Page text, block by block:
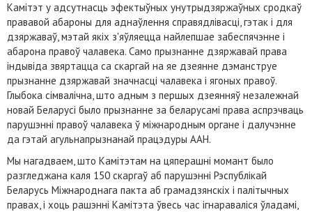
Камітэт у адсутнасць эфектыўных унутрыдзяржаўных сродкаў
прававой абароны для аднаўлення справядлівасці, гэтак і для
дзяржаваў, мэтай якіх з'яўляецца найлепшае забеспячэнне і
абарона правоў чалавека. Само прызнанне дзяржавай права
індывіда звяртацца са скаргай на яе дзеянне дэманструе
прызнанне дзяржавай значнасці чалавека і ягоных правоў.
Глыбока сімвалічна, што адным з першых дзеянняў незалежнай
новай Беларусі было прызнанне за беларусамі права аспрэчваць
парушэнні правоў чалавека ў міжнародным органе і далучэнне
да гэтай агульнапрызнанай працэдуры ААН.
Мы нагадваем, што Камітэтам на цяперашні момант было
разгледжана каля 150 скаргаў аб парушэнні Рэспублікай
Беларусь Міжнароднага пакта аб грамадзянскіх і палітычных
правах, і хоць рашэнні Камітэта ўвесь час ігнараваліся ўладамі,